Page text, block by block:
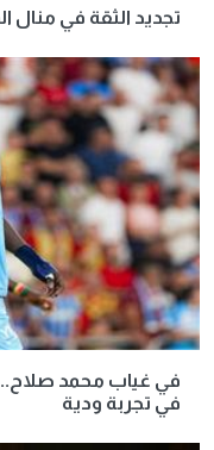
تجديد الثقة في منال
في غياب محمد صلاح..
في تجربة ودية